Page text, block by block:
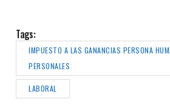
Tags:
IMPUESTO A LAS GANANCIAS PERSONA
PERSONALES
LABORAL